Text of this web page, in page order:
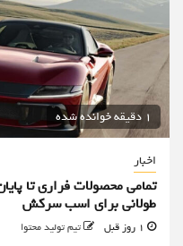
1 دقیقه خوانده شده
اخبار
طولانی برای اسب سرکش
تیم تولید محتوا